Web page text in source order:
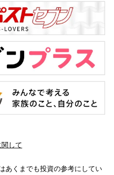
して
あくまでも投資の参考にしてい